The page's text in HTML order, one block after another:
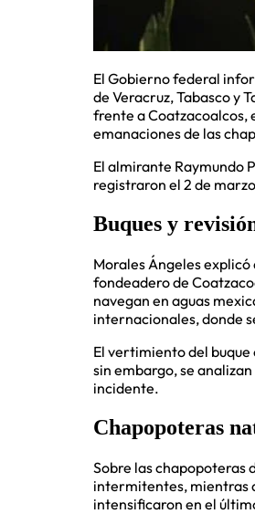
El Gobierno federal
de Veracruz, Tabasco y
frente a Coatzacoalcos,
emanaciones de las
El almirante Raymundo
registraron el 2 de
Buques y
Morales Ángeles explicó
fondeadero de
navegan en aguas
internacionales, donde
El vertimiento del
sin embargo, se
incidente.
Chapopoteras
Sobre las chapopoteras
intermitentes, mientras
intensificaron en el